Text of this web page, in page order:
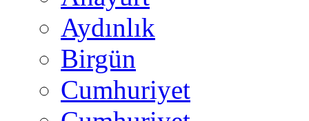
Aydınlık
Birgün
Cumhuriyet